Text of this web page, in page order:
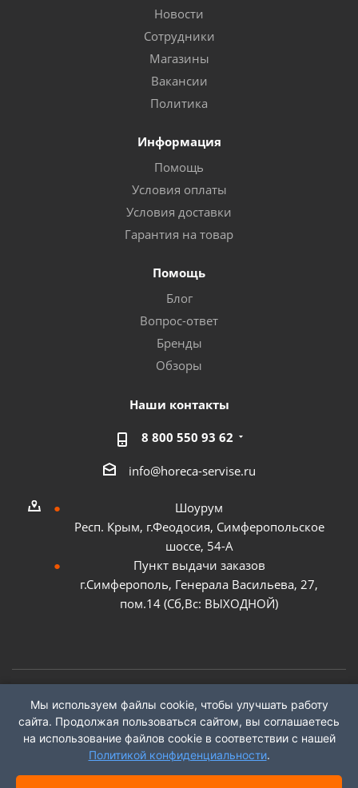
Новости
Сотрудники
Магазины
Вакансии
Политика
Информация
Помощь
Условия оплаты
Условия доставки
Гарантия на товар
Помощь
Блог
Вопрос-ответ
Бренды
Обзоры
Наши контакты
8 800 550 93 62
info@horeca-servise.ru
Шоурум
Респ. Крым, г.Феодосия, Симферопольское
шоссе, 54-А
Пункт выдачи заказов
г.Симферополь, Генерала Васильева, 27,
пом.14 (Сб,Вс: ВЫХОДНОЙ)
2026 ©ГК "ХоРеКа Сервис"
Мы используем файлы cookie, чтобы улучшать работу
сайта. Продолжая пользоваться сайтом, вы соглашаетесь
на использование файлов cookie в соответствии с нашей
Политикой конфиденциальности.